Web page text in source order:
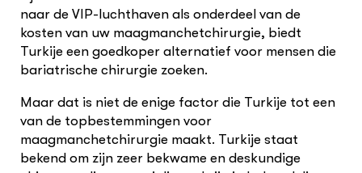
naar de VIP-luchthaven als onderdeel van de
kosten van uw maagmanchetchirurgie, biedt
Turkije een goedkoper alternatief voor mensen die
bariatrische chirurgie zoeken.
Maar dat is niet de enige factor die Turkije tot een
van de topbestemmingen voor
maagmanchetchirurgie maakt. Turkije staat
bekend om zijn zeer bekwame en deskundige